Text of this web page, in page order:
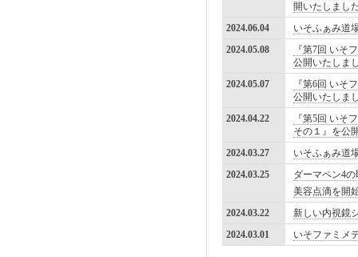
開いたしまし
2024.06.04
いそふぁみ道
2024.05.08
『第7回 いそ
公開いたしま
2024.05.07
『第6回 いそ
公開いたしま
2024.04.22
『第5回 いそ
その１』を公
2024.03.27
いそふぁみ道
2024.03.25
ダーマペン4
美容点滴を開
2024.03.22
新しい内視鏡
2024.03.01
いそファミメ